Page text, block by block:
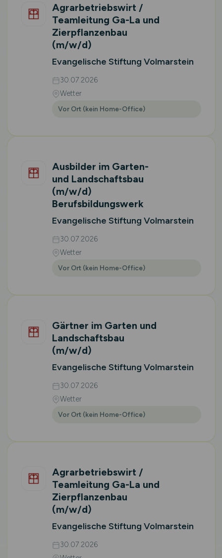
Agrarbetriebswirt /
Teamleitung Ga-La und
Zierpflanzenbau
(m/w/d)
Evangelische Stiftung Volmarstein
30.07.2026
Wetter
Vor Ort (kein Home-Office)
Ausbilder im Garten-
und Landschaftsbau
(m/w/d)
Berufsbildungswerk
Evangelische Stiftung Volmarstein
30.07.2026
Wetter
Vor Ort (kein Home-Office)
Gärtner im Garten und
Landschaftsbau
(m/w/d)
Evangelische Stiftung Volmarstein
30.07.2026
Wetter
Vor Ort (kein Home-Office)
Agrarbetriebswirt /
Teamleitung Ga-La und
Zierpflanzenbau
(m/w/d)
Evangelische Stiftung Volmarstein
30.07.2026